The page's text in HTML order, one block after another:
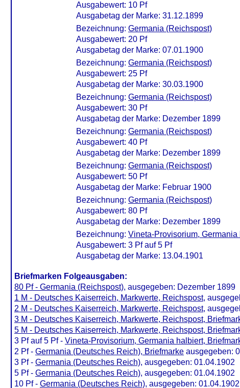
Ausgabewert: 10 Pf
Ausgabetag der Marke: 31.12.1899
Bezeichnung: Germania (Reichspost)
Ausgabewert: 20 Pf
Ausgabetag der Marke: 07.01.1900
Bezeichnung: Germania (Reichspost)
Ausgabewert: 25 Pf
Ausgabetag der Marke: 30.03.1900
Bezeichnung: Germania (Reichspost)
Ausgabewert: 30 Pf
Ausgabetag der Marke: Dezember 1899
Bezeichnung: Germania (Reichspost)
Ausgabewert: 40 Pf
Ausgabetag der Marke: Dezember 1899
Bezeichnung: Germania (Reichspost)
Ausgabewert: 50 Pf
Ausgabetag der Marke: Februar 1900
Bezeichnung: Germania (Reichspost)
Ausgabewert: 80 Pf
Ausgabetag der Marke: Dezember 1899
Bezeichnung: Vineta-Provisorium, Germania
Ausgabewert: 3 Pf auf 5 Pf
Ausgabetag der Marke: 13.04.1901
Briefmarken Folgeausgaben:
80 Pf - Germania (Reichspost), ausgegeben: Dezember 1899
1 M - Deutsches Kaiserreich, Markwerte, Reichspost,
2 M - Deutsches Kaiserreich, Markwerte, Reichspost,
3 M - Deutsches Kaiserreich, Markwerte, Reichspost,
5 M - Deutsches Kaiserreich, Markwerte, Reichspost,
3 Pf auf 5 Pf - Vineta-Provisorium, Germania halbiert,
2 Pf - Germania (Deutsches Reich), Briefmarke ausgegeben:
3 Pf - Germania (Deutsches Reich), ausgegeben: 01.04.1902
5 Pf - Germania (Deutsches Reich), ausgegeben: 01.04.1902
10 Pf - Germania (Deutsches Reich), ausgegeben: 01.04.1902